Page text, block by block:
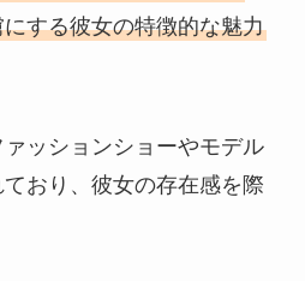
する彼女の特徴的な魅力
ッションショーやモデル
おり、彼女の存在感を際